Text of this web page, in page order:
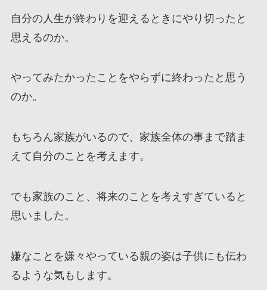
自分の人生が終わりを迎えるときにやり切ったと
思えるのか。
やってみたかったことをやらずに終わったと思う
のか。
もちろん家族がいるので、家族全体の事まで踏ま
えて自分のことを考えます。
でも家族のこと、将来のことを考えすぎていると
思いました。
嫌なことを嫌々やっている親の姿は子供にも伝わ
るような気もします。